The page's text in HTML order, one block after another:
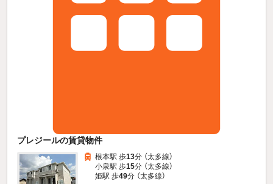
プレジールの賃貸物件
根本駅 歩13分 （太多線）
小泉駅 歩15分 （太多線）
姫駅 歩49分 （太多線）